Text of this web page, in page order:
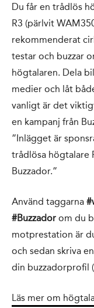
Du får en trådlös
R3 (pärlvit
rekommenderat
testar och buzzar
högtalaren. Dela
medier och låt
vanligt är det
en kampanj från
”Inlägget är
trådlösa högtalare
Buzzador.”
Använd taggarna
#Buzzador om du
motprestation är
och sedan skriva
din buzzadorprofil
Läs mer om